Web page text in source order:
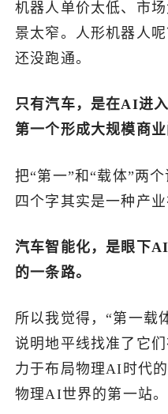
机器人单价太低、市
景太窄。人形机器人
还没跑通。
只有汽车，是在AI进
第一个形成大规模商业
把“第一”和“载体”两
四个字其实是一种产业
汽车智能化，是眼下
的一条路。
所以我觉得，“第一载
说明地平线找准了它
力于布局物理AI时代
物理AI世界的第一站。